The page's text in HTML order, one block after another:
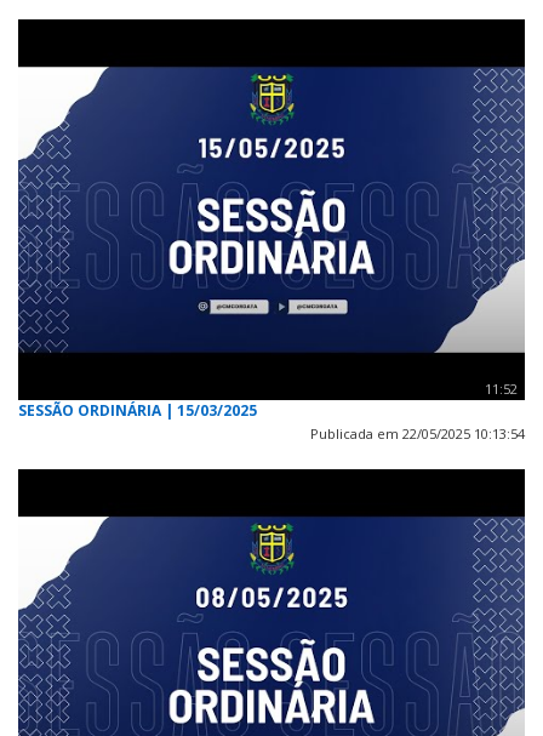
11:52
SESSÃO ORDINÁRIA | 15/03/2025
Publicada em 22/05/2025 10:13:54